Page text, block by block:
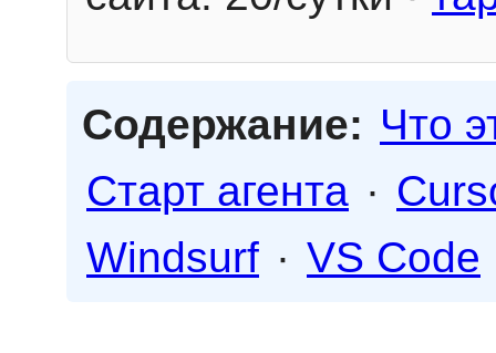
Содержание: Что
Старт агента ·
Windsurf · VS Code